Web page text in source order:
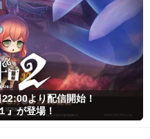
より配信開始！
』が登場！